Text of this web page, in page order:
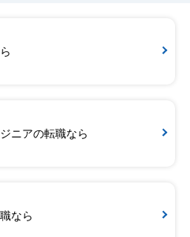
ニアの転職なら
なら